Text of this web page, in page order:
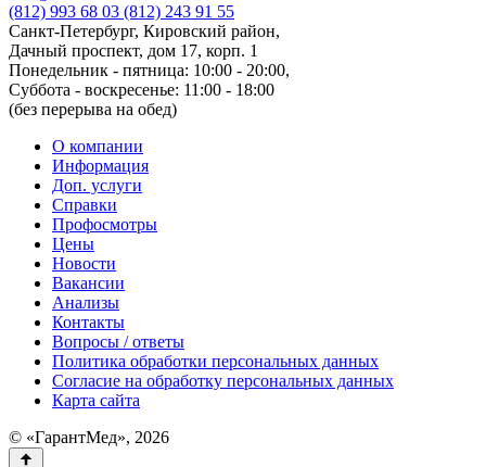
(812) 993 68 03 (812) 243 91 55
Санкт-Петербург, Кировский район,
Дачный проспект, дом 17, корп. 1
Понедельник - пятница: 10:00 - 20:00,
Суббота - воскресенье: 11:00 - 18:00
(без перерыва на обед)
О компании
Информация
Доп. услуги
Справки
Профосмотры
Цены
Новости
Вакансии
Анализы
Контакты
Вопросы / ответы
Политика обработки персональных данных
Согласие на обработку персональных данных
Карта сайта
© «ГарантМед», 2026